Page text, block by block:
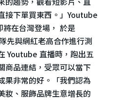
接下單買東西。」Youtube
將在台灣登場， 於是
先與網紅老高合作進行測
Youtube 直播時，跑出五
商品連結，受眾可以當下
果非常的好。「我們認為
妝、服飾品牌生意增長的